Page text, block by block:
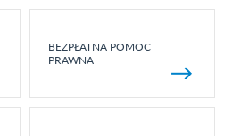
BEZPŁATNA POMOC
PRAWNA